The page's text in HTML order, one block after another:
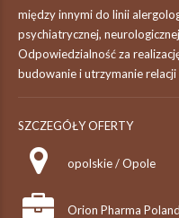
między innymi do linii
psychiatrycznej,
Odpowiedzialność za
budowanie i utrzymanie
SZCZEGÓŁY OFERTY
opolskie / Opole
Orion Pharma